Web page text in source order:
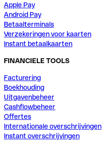
Apple Pay
Android Pay
Betaalterminals
Verzekeringen voor kaarten
Instant betaalkaarten
FINANCIELE TOOLS
Facturering
Boekhouding
Uitgavenbeheer
Cashflowbeheer
Offertes
Internationale overschrijvingen
Instant overschrijvingen